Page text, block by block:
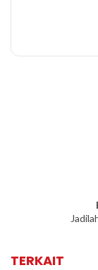
TERKAIT